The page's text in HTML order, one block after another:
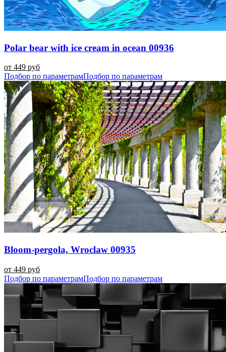
Polar bear with ice cream in ocean 00936
от 449 руб
Подбор по параметрамПодбор по параметрам
Bloom-pergola, Wroclaw 00935
от 449 руб
Подбор по параметрамПодбор по параметрам